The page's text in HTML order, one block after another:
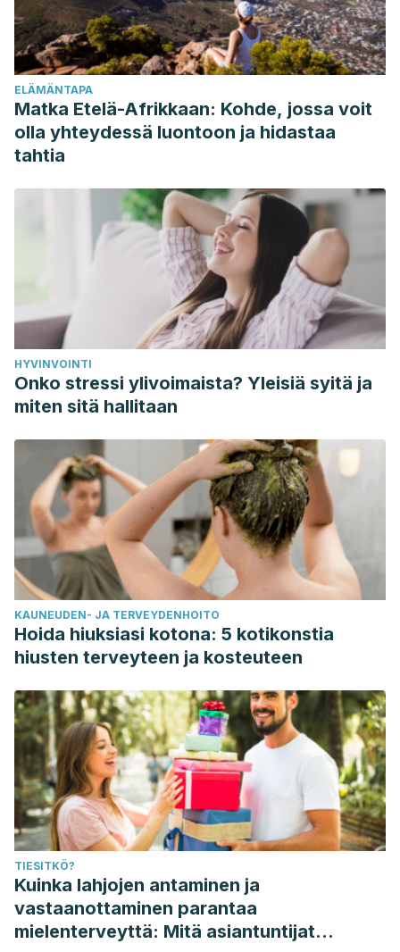
0762.192934
Asokan, S., Emmadi, P., Sivakumar, N., Kumar, Rs., &
Raghuraman, R. (2011). Effect of oil pulling on halitosis and
microorganisms causing halitosis: A randomized controlled
pilot trial. Journal of Indian Society of Pedodontics and
Preventive Dentistry.
https://doi.org/10.4103/0970-
Kaushik, M., Reddy, P., Roshni, Udameshi, P., Mehra, N., &
Marwaha, A. (2016). The effect of coconut oil pulling on
Streptococcus mutans count in saliva in comparison with
chlorhexidine mouthwash.Journal of Contemporary Dental
(1), 38–41. https://doi.org/10.5005/jp-journals-
10024-1800
Asokan, S., Saravana Kumar, R., Emmadi, P., Raghuraman,
R., & Sivakumar, N. (2011). Effect of oil pulling on halitosis
and microorganisms causing halitosis: A randomized
Pedodontics and Preventive Dentistry, 29(2), 90–94.
https://doi.org/10.4103/0970-4388.84678
Shanbhag VK. Oil pulling for maintaining oral hygiene – A
review.J Tradit Complement Med. 2016;7(1):106–109.
Published 2016 Jun 6. doi:10.1016/j.jtcme.2016.05.004
ELÄMÄNTAPA
Matka Etelä-Afrikkaan: Kohde, jossa voit
olla yhteydessä luontoon ja hidastaa
tahtia
HYVINVOINTI
Onko stressi ylivoimaista? Yleisiä syitä ja
miten sitä hallitaan
KAUNEUDEN- JA TERVEYDENHOITO
Hoida hiuksiasi kotona: 5 kotikonstia
hiusten terveyteen ja kosteuteen
TIESITKÖ?
Kuinka lahjojen antaminen ja
vastaanottaminen parantaa
mielenterveyttä: Mitä asiantuntijat